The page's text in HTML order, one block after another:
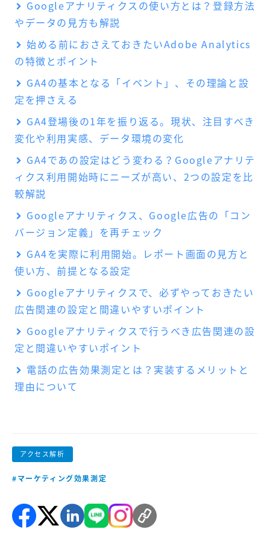
アクセス解析
#マーケティング効果測定
Googleアナリティクスの使い方とは？登録方法
やデータの見方も解説
始める前におさえておきたいAdobe Analytics
の特徴とポイント
GA4の基本となる「イベント」、その理論と設
定を押さえる
GA4登場後の1年を振り返る。現状、注目すべき
変化や利用実感、データ環境の変化
GA4であの設定はどう変わる？Googleアナリテ
ィクス利用開始時にニーズが高い、2つの設定を比
較解説
Googleアナリティクス、Google広告の「コン
バージョン定義」を再チェック
GA4を実際に利用開始。レポート画面の見方と
使い方、前提となる設定
Googleアナリティクスで、必ずやっておきたい
広告関連の設定と間違いやすいポイント
Googleアナリティクスで行うべき広告関連の設
定と間違いやすいポイント
電話の広告効果測定とは？実装するメリットと
理由について